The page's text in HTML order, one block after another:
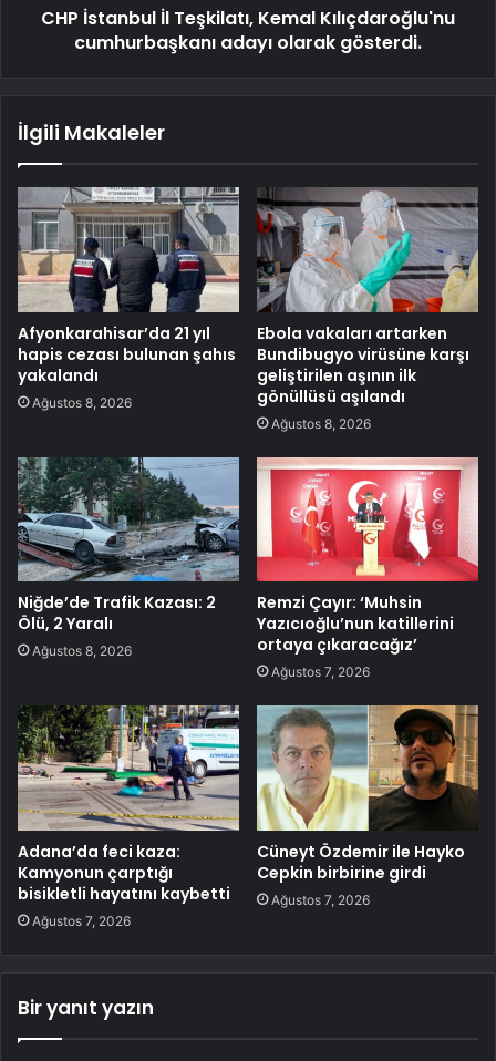
CHP İstanbul İl Teşkilatı, Kemal Kılıçdaroğlu'nu
cumhurbaşkanı adayı olarak gösterdi.
İlgili Makaleler
Afyonkarahisar’da 21 yıl
hapis cezası bulunan şahıs
yakalandı
Ağustos 8, 2026
Ebola vakaları artarken
Bundibugyo virüsüne karşı
geliştirilen aşının ilk
gönüllüsü aşılandı
Ağustos 8, 2026
Niğde’de Trafik Kazası: 2
Ölü, 2 Yaralı
Ağustos 8, 2026
Remzi Çayır: ‘Muhsin
Yazıcıoğlu’nun katillerini
ortaya çıkaracağız’
Ağustos 7, 2026
Adana’da feci kaza:
Kamyonun çarptığı
bisikletli hayatını kaybetti
Ağustos 7, 2026
Cüneyt Özdemir ile Hayko
Cepkin birbirine girdi
Ağustos 7, 2026
Bir yanıt yazın